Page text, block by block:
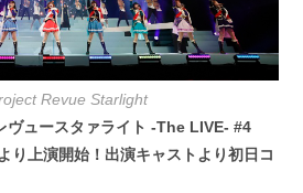
Revue Starlight
ュースタァライト -The LIVE- #4
り上演開始！出演キャストより初日コ